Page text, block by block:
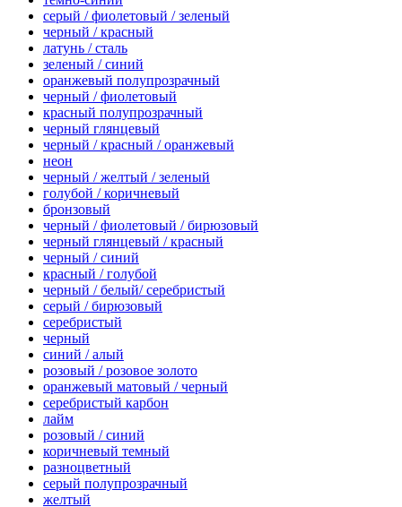
серый / фиолетовый / зеленый
черный / красный
латунь / сталь
зеленый / синий
оранжевый полупрозрачный
черный / фиолетовый
красный полупрозрачный
черный глянцевый
черный / красный / оранжевый
неон
черный / желтый / зеленый
голубой / коричневый
бронзовый
черный / фиолетовый / бирюзовый
черный глянцевый / красный
черный / синий
красный / голубой
черный / белый/ серебристый
серый / бирюзовый
серебристый
черный
синий / алый
розовый / розовое золото
оранжевый матовый / черный
серебристый карбон
лайм
розовый / синий
коричневый темный
разноцветный
серый полупрозрачный
желтый